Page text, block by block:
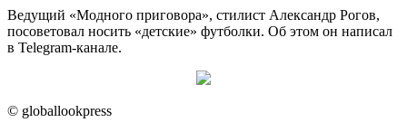
Ведущий «Модного приговора», стилист Александр Рогов,
посоветовал носить «детские» футболки. Об этом он написал
в Telegram-канале.
© globallookpress